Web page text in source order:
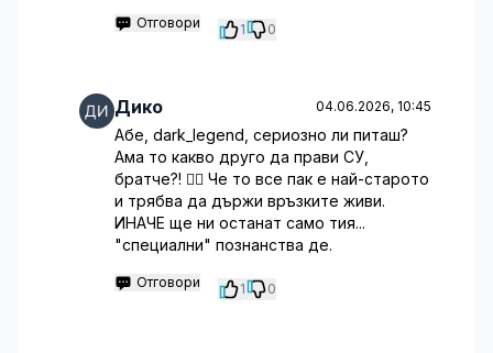
Отговори 1 0
Дико 04.06.2026, 10:45
Абе, dark_legend, сериозно ли питаш?
Ама то какво друго да прави СУ,
братче?! 🤷‍♂️ Че то все пак е най-старото
и трябва да държи връзките живи.
ИНАЧЕ ще ни останат само тия...
"специални" познанства де.
Отговори 1 0